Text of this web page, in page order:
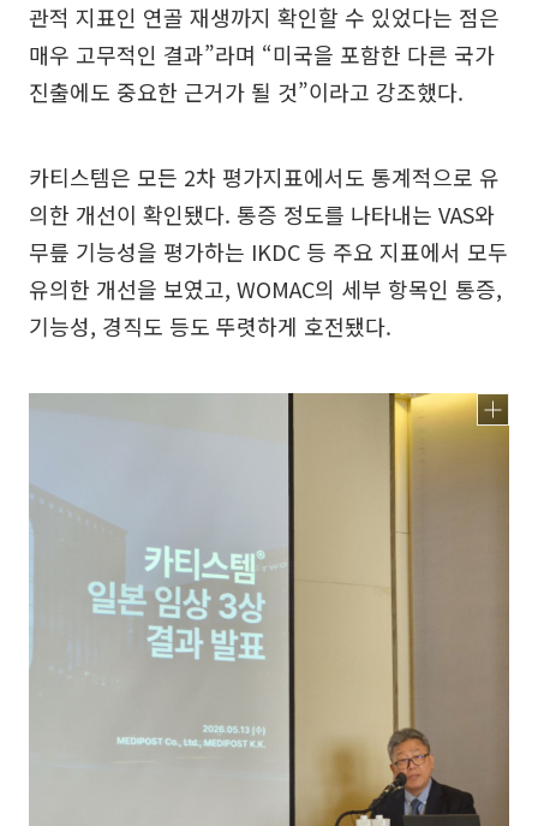
관적 지표인 연골 재생까지 확인할 수 있었다는 점은
매우 고무적인 결과”라며 “미국을 포함한 다른 국가
진출에도 중요한 근거가 될 것”이라고 강조했다.
카티스템은 모든 2차 평가지표에서도 통계적으로 유
의한 개선이 확인됐다. 통증 정도를 나타내는 VAS와
무릎 기능성을 평가하는 IKDC 등 주요 지표에서 모두
유의한 개선을 보였고, WOMAC의 세부 항목인 통증,
기능성, 경직도 등도 뚜렷하게 호전됐다.